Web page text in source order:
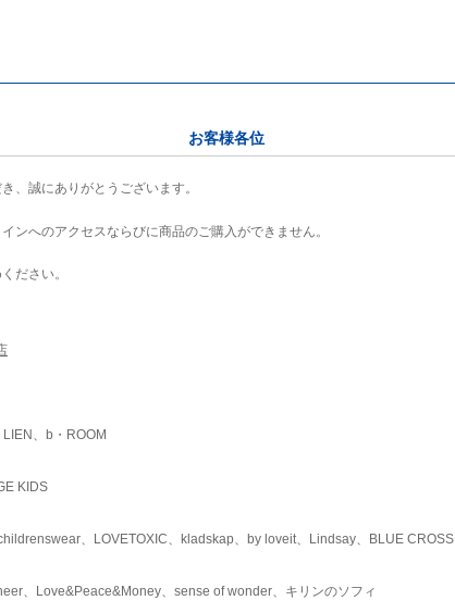
お客様各位
、誠にありがとうございます。
ンへのアクセスならびに商品のご購入ができません。
ださい。
、b・ROOM
KIDS
、LOVETOXIC、kladskap、by loveit、Lindsay、BLUE CROSS
、Love&Peace&Money、sense of wonder、キリンのソフィ